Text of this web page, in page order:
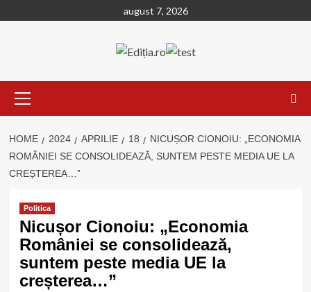
to
august 7, 2026
Menu
HOME 2024 APRILIE 18
NICUȘOR CIONOIU: „ECONOMIA
ROMÂNIEI SE CONSOLIDEAZĂ, SUNTEM PESTE MEDIA UE LA
CREȘTEREA…”
Politica
Nicușor Cionoiu: „Economia
României se consolidează,
suntem peste media UE la
creșterea…”